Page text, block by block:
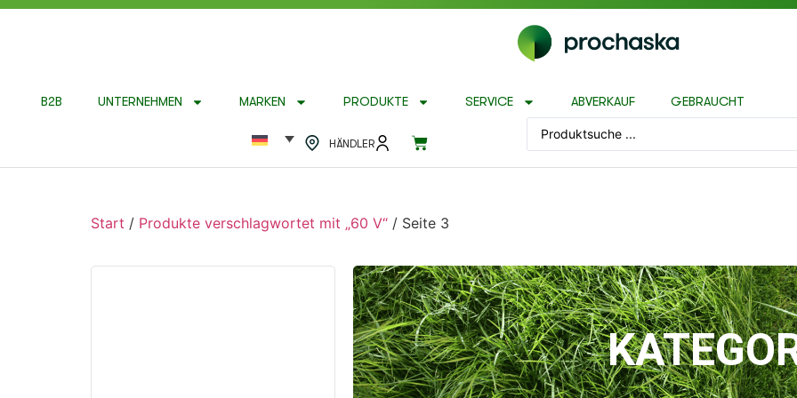
B2B UNTERNEHMEN MARKEN PRODUKTE SERVICE ABVERKAUF GEBRAUCHT
HÄNDLER
Start / Produkte verschlagwortet mit „60 V“ / Seite 3